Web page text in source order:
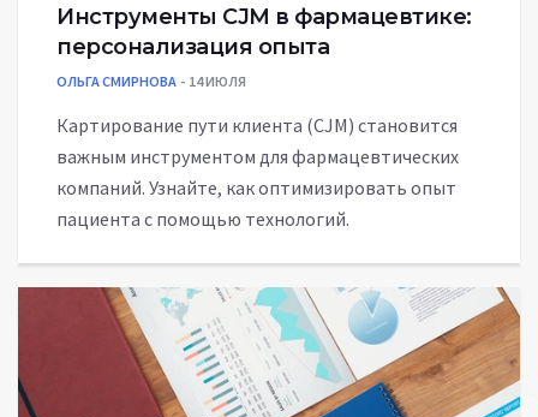
Инструменты CJM в фармацевтике:
персонализация опыта
ОЛЬГА СМИРНОВА 14 ИЮЛЯ
Картирование пути клиента (CJM) становится
важным инструментом для фармацевтических
компаний. Узнайте, как оптимизировать опыт
пациента с помощью технологий.